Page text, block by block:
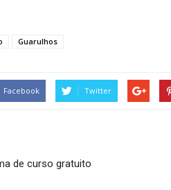
Guarulhos
Facebook Twitter
de curso gratuito